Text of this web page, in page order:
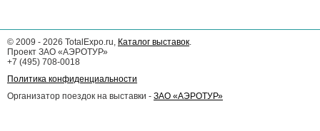
© 2009 - 2026 TotalExpo.ru, Каталог выставок.
Проект ЗАО «АЭРОТУР»
+7 (495) 708-0018
Политика конфиденциальности
Организатор поездок на выставки - ЗАО «АЭРОТУР»